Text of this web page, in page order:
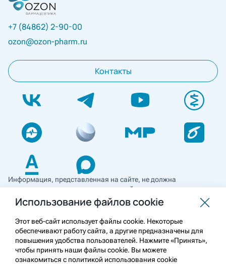
+7 (84862) 2-90-00
ozon@ozon-pharm.ru
Контакты
Информация, представленная на сайте, не должна
использоваться для самостоятельной диагностики и лечения
и не может служить заменой очной консультации врача. Перед
применением необходимо ознакомиться
с противопоказаниями препарата. Информация
о лекарственных средствах рецептурного отпуска
предназначена для медицинских и фармацевтических
работников.
Использование файлов cookie
Этот веб-сайт использует файлы cookie. Некоторые
обеспечивают работу сайта, а другие предназначены для
повышения удобства пользователей. Нажмите «Принять»,
чтобы принять наши файлы cookie. Вы можете
ознакомиться с политикой использования cookie